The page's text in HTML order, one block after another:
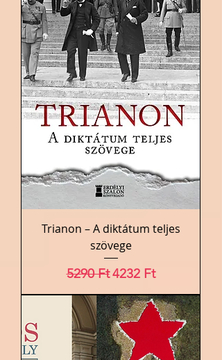
Trianon – A diktátum teljes
szövege
Szokásos ár
5290 FtAkciós ár
4232 Ft